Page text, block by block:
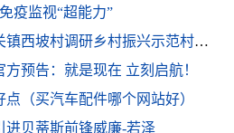
疫监视“超能力”
坡村调研乡村振兴示范村创建工作
方预告：就是现在 立刻启航！
（买汽车配件哪个网站好）
进贝蒂斯前锋威廉-若泽